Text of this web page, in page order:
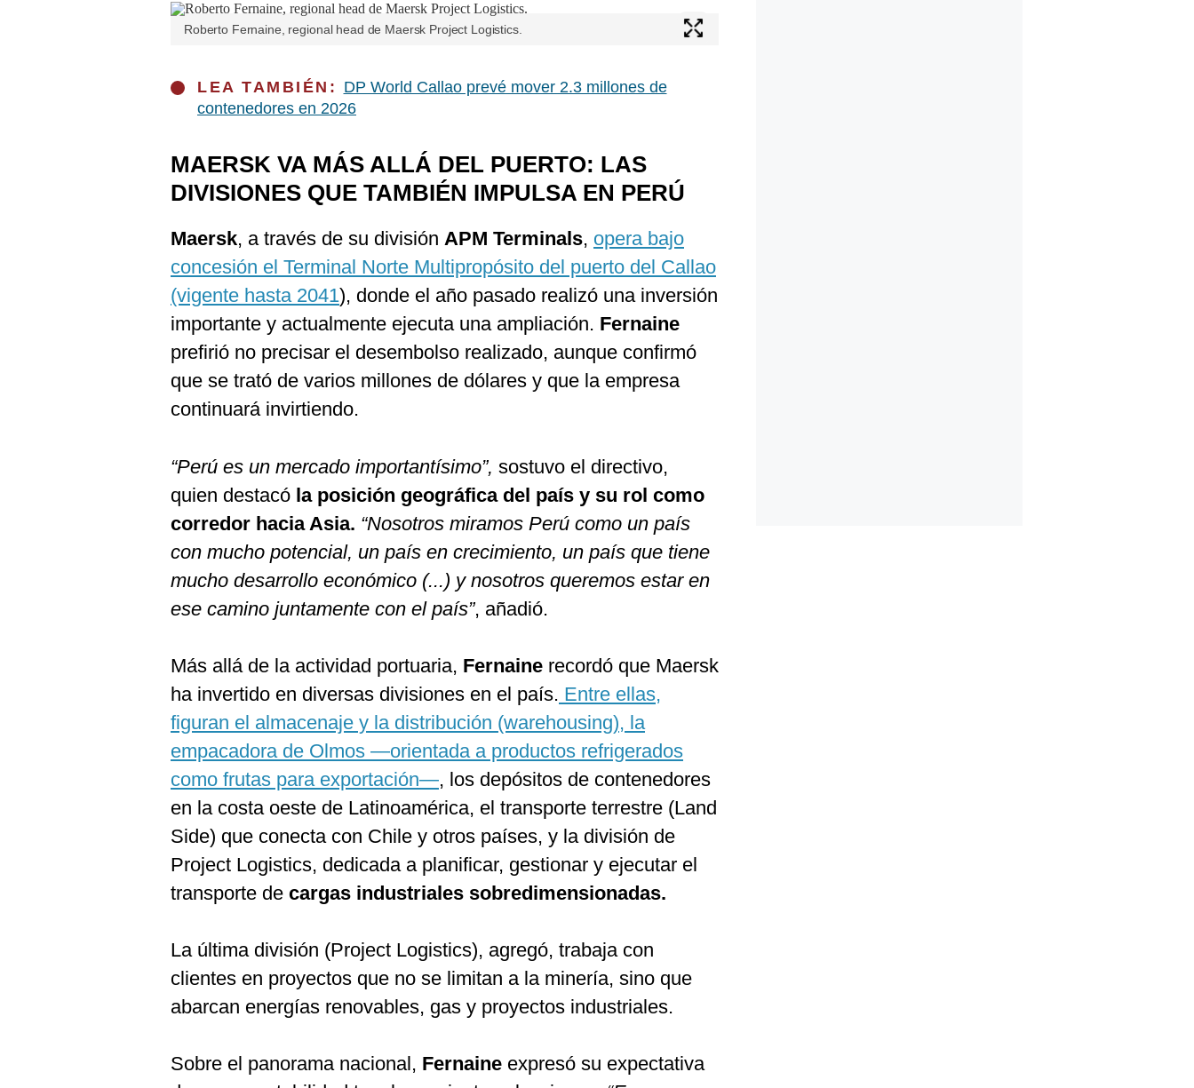
Roberto Fernaine, regional head de Maersk Project Logistics.
LEA TAMBIÉN: DP World Callao prevé mover 2.3 millones de
contenedores en 2026
MAERSK VA MÁS ALLÁ DEL PUERTO: LAS
DIVISIONES QUE TAMBIÉN IMPULSA EN PERÚ
Maersk, a través de su división APM Terminals, opera bajo
concesión el Terminal Norte Multipropósito del puerto del Callao
(vigente hasta 2041), donde el año pasado realizó una inversión
importante y actualmente ejecuta una ampliación. Fernaine
prefirió no precisar el desembolso realizado, aunque confirmó
que se trató de varios millones de dólares y que la empresa
continuará invirtiendo.
“Perú es un mercado importantísimo”, sostuvo el directivo,
quien destacó la posición geográfica del país y su rol como
corredor hacia Asia. “Nosotros miramos Perú como un país
con mucho potencial, un país en crecimiento, un país que tiene
mucho desarrollo económico (...) y nosotros queremos estar en
ese camino juntamente con el país”, añadió.
Más allá de la actividad portuaria, Fernaine recordó que Maersk
ha invertido en diversas divisiones en el país. Entre ellas,
figuran el almacenaje y la distribución (warehousing), la
empacadora de Olmos —orientada a productos refrigerados
como frutas para exportación—, los depósitos de contenedores
en la costa oeste de Latinoamérica, el transporte terrestre (Land
Side) que conecta con Chile y otros países, y la división de
Project Logistics, dedicada a planificar, gestionar y ejecutar el
transporte de cargas industriales sobredimensionadas.
La última división (Project Logistics), agregó, trabaja con
clientes en proyectos que no se limitan a la minería, sino que
abarcan energías renovables, gas y proyectos industriales.
Sobre el panorama nacional, Fernaine expresó su expectativa